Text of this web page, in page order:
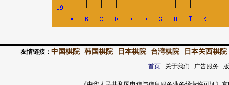
友情链接： 中国棋院 韩国棋院 日本棋院 台湾棋院 日本关西棋院
首页关于我们 广告服务